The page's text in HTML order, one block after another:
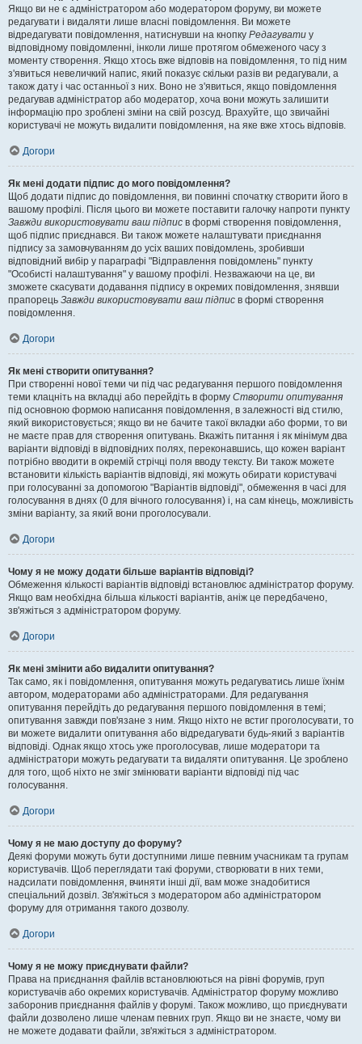
Якщо ви не є адміністратором або модератором форуму, ви можете
редагувати і видаляти лише власні повідомлення. Ви можете
відредагувати повідомлення, натиснувши на кнопку Редагувати у
відповідному повідомленні, інколи лише протягом обмеженого часу з
моменту створення. Якщо хтось вже відповів на повідомлення, то під ним
з'явиться невеличкий напис, який показує скільки разів ви редагували, а
також дату і час останньої з них. Воно не з'явиться, якщо повідомлення
редагував адміністратор або модератор, хоча вони можуть залишити
інформацію про зроблені зміни на свій розсуд. Врахуйте, що звичайні
користувачі не можуть видалити повідомлення, на яке вже хтось відповів.
Догори
Як мені додати підпис до мого повідомлення?
Щоб додати підпис до повідомлення, ви повинні спочатку створити його в
вашому профілі. Після цього ви можете поставити галочку напроти пункту
Завжди використовувати ваш підпис в формі створення повідомлення,
щоб підпис приєднався. Ви також можете налаштувати приєднання
підпису за замовчуванням до усіх ваших повідомлень, зробивши
відповідний вибір у параграфі "Відправлення повідомлень" пункту
"Особисті налаштування" у вашому профілі. Незважаючи на це, ви
зможете скасувати додавання підпису в окремих повідомлення, знявши
прапорець Завжди використовувати ваш підпис в формі створення
повідомлення.
Догори
Як мені створити опитування?
При створенні нової теми чи під час редагування першого повідомлення
теми клацніть на вкладці або перейдіть в форму Створити опитування
під основною формою написання повідомлення, в залежності від стилю,
який використовується; якщо ви не бачите такої вкладки або форми, то ви
не маєте прав для створення опитувань. Вкажіть питання і як мінімум два
варіанти відповіді в відповідних полях, переконавшись, що кожен варіант
потрібно вводити в окремій стрічці поля вводу тексту. Ви також можете
встановити кількість варіантів відповіді, які можуть обирати користувачі
при голосуванні за допомогою "Варіантів відповіді", обмеження в часі для
голосування в днях (0 для вічного голосування) і, на сам кінець, можливість
зміни варіанту, за який вони проголосували.
Догори
Чому я не можу додати більше варіантів відповіді?
Обмеження кількості варіантів відповіді встановлює адміністратор форуму.
Якщо вам необхідна більша кількості варіантів, аніж це передбачено,
зв'яжіться з адміністратором форуму.
Догори
Як мені змінити або видалити опитування?
Так само, як і повідомлення, опитування можуть редагуватись лише їхнім
автором, модераторами або адміністраторами. Для редагування
опитування перейдіть до редагування першого повідомлення в темі;
опитування завжди пов'язане з ним. Якщо ніхто не встиг проголосувати, то
ви можете видалити опитування або відредагувати будь-який з варіантів
відповіді. Однак якщо хтось уже проголосував, лише модератори та
адміністратори можуть редагувати та видаляти опитування. Це зроблено
для того, щоб ніхто не зміг змінювати варіанти відповіді під час
голосування.
Догори
Чому я не маю доступу до форуму?
Деякі форуми можуть бути доступними лише певним учасникам та групам
користувачів. Щоб переглядати такі форуми, створювати в них теми,
надсилати повідомлення, вчиняти інші дії, вам може знадобитися
спеціальний дозвіл. Зв'яжіться з модератором або адміністратором
форуму для отримання такого дозволу.
Догори
Чому я не можу приєднувати файли?
Права на приєднання файлів встановлюються на рівні форумів, груп
користувачів або окремих користувачів. Адміністратор форуму можливо
заборонив приєднання файлів у форумі. Також можливо, що приєднувати
файли дозволено лише членам певних груп. Якщо ви не знаєте, чому ви
не можете додавати файли, зв'яжіться з адміністратором.